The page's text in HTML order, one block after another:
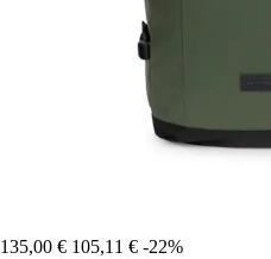
135,00 € 105,11 € -22%